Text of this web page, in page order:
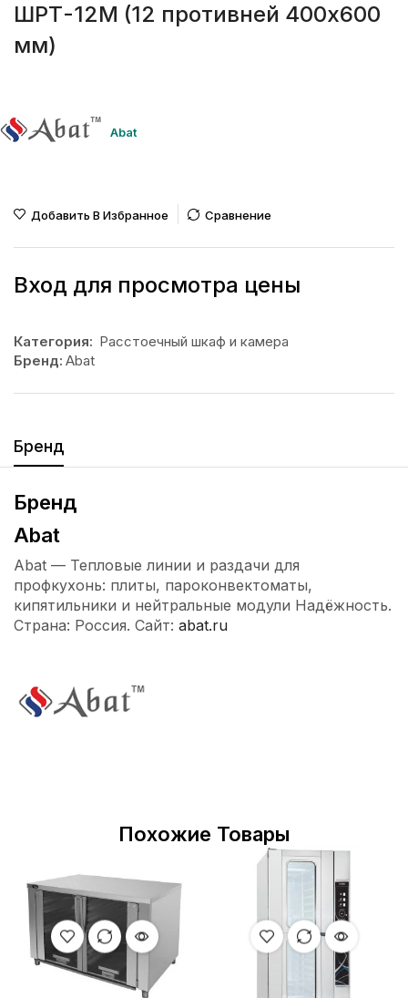
ШРТ-12М (12 противней 400х600
мм)
Abat
Добавить В Избранное Сравнение
Вход для просмотра цены
Категория: Расстоечный шкаф и камера
Бренд: Abat
Бренд
Бренд
Abat
Abat — Тепловые линии и раздачи для
профкухонь: плиты, пароконвектоматы,
кипятильники и нейтральные модули Надёжность.
Страна: Россия. Сайт: abat.ru
Похожие Товары